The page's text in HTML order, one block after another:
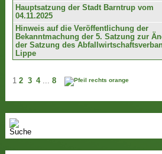
Hauptsatzung der Stadt Barntrup vom
04.11.2025
Hinweis auf die Veröffentlichung der
Bekanntmachung der 5. Satzung zur
der Satzung des
Lippe
1 2 3 4 ... 8